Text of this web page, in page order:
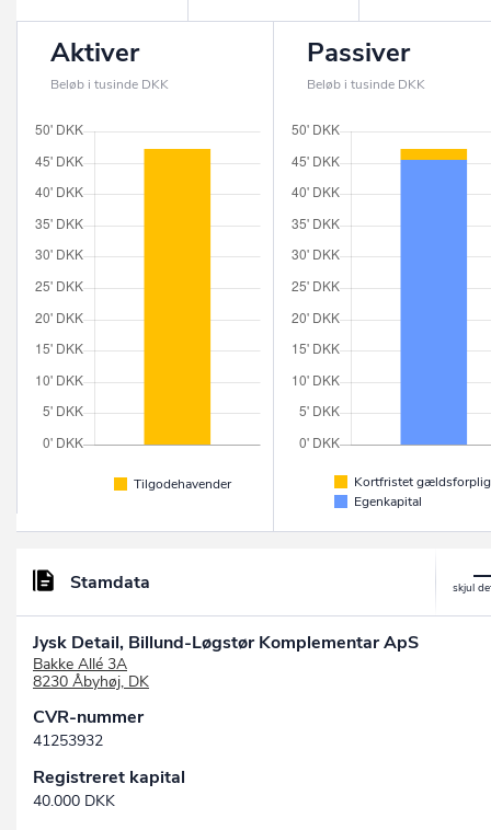
Aktiver
Beløb i tusinde DKK
Tilgodehavender
Passiver
Beløb i tusinde DKK
Kortfristet
Egenkapital
Stamdata
Jysk Detail, Billund-Løgstør Komplementar ApS
Bakke Allé 3A
8230 Åbyhøj, DK
CVR-nummer
41253932
Registreret kapital
40.000 DKK